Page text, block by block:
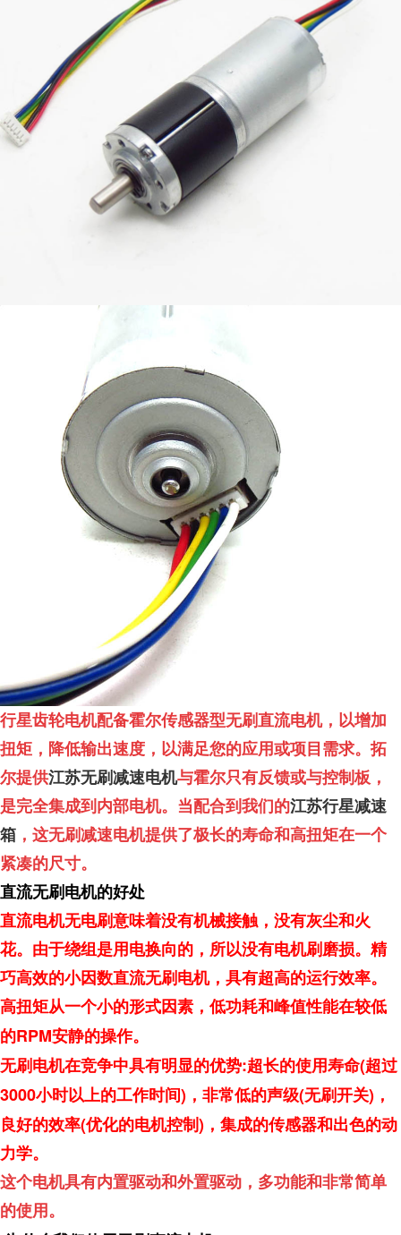
行星齿轮电机配备霍尔传感器型无刷直流电机，以增加
扭矩，降低输出速度，以满足您的应用或项目需求。拓
尔提供江苏无刷减速电机与霍尔只有反馈或与控制板，
是完全集成到内部电机。当配合到我们的江苏行星减速
箱 ，这无刷减速电机提供了极长的寿命和高扭矩在一个
紧凑的尺寸。
直流无刷电机的好处
直流电机无电刷意味着没有机械接触，没有灰尘和火
花。由于绕组是用电换向的，所以没有电机刷磨损。精
巧高效的小因数直流无刷电机，具有超高的运行效率。
高扭矩从一个小的形式因素，低功耗和峰值性能在较低
的RPM安静的操作。
无刷电机在竞争中具有明显的优势:超长的使用寿命(超过
3000小时以上的工作时间) ，非常低的声级(无刷开关) ，
良好的效率(优化的电机控制 ) ，集成的传感器和出色的动
力学。
这个电机具有内置驱动和外置驱动，多功能和非常简单
的使用。